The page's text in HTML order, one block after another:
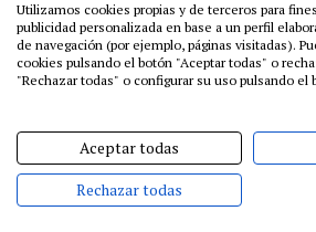
Utilizamos cookies propias y de terceros para
publicidad personalizada en base a un perfil
de navegación (por ejemplo, páginas visitadas).
cookies pulsando el botón "Aceptar todas" o
"Rechazar todas" o configurar su uso pulsando el
Aceptar todas
Rechazar todas